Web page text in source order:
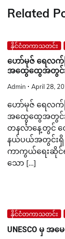
Related
နိုင်ငံတကာသတင်း
ဟော်မုဇ် ရေလက်
အထွေထွေအတွင်း
Admin April 28,
ဟော်မုဇ် ရေလက်
အထွေထွေအတွင်း
တနင်္လာနေ့တွင်
နယ်ပယ်အတွင်းရှိ ရ
ကာကွယ်ရေးဆိုင်ရ
သော […]
နိုင်ငံတကာသတင်း
UNESCO မှ